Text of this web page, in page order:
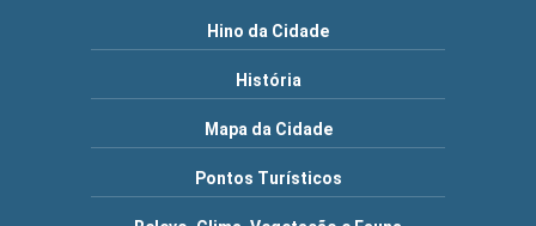
Hino da Cidade
História
Mapa da Cidade
Pontos Turísticos